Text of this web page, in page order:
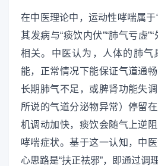
在中医理论中，运动性哮喘属于“
其发病与“痰饮内伏”“肺气亏虚
相关。中医认为，人体的肺气
能，正常情况下能保证气道通
长期肺气不足，或脾肾功能失
所说的气道分泌物异常）停留
机调动加快，痰饮会随气上逆
哮喘症状。基于这一认知，中
心思路是“扶正祛邪”，即通过调